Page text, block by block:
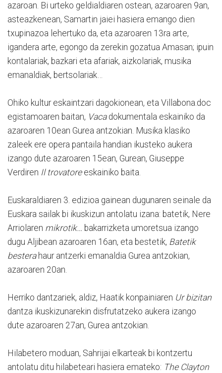
azaroan. Bi urteko geldialdiaren ostean, azaroaren 9an,
asteazkenean, Samartin jaiei hasiera emango dien
txupinazoa lehertuko da, eta azaroaren 13ra arte,
igandera arte, egongo da zerekin gozatua Amasan; ipuin
kontalariak, bazkari eta afariak, aizkolariak, musika
emanaldiak, bertsolariak…
Ohiko kultur eskaintzari dagokionean, eta Villabona.doc
egistamoaren baitan, Vacadokumentala eskainiko da
azaroaren 10ean Gurea antzokian. Musika klasiko
zaleek ere opera pantaila handian ikusteko aukera
izango dute azaroaren 15ean, Gurean, Giuseppe
Verdiren Il trovatoreeskainiko baita.
Euskaraldiaren 3. edizioa gainean dugunaren seinale da
Euskara sailak bi ikuskizun antolatu izana: batetik, Nere
Arriolaren mikrotik… bakarrizketa umoretsua izango
dugu Aljibean azaroaren 16an, eta bestetik, Batetik
besterahaur antzerki emanaldia Gurea antzokian,
azaroaren 20an.
Herriko dantzariek, aldiz, Haatik konpainiaren Ur bizitan
dantza ikuskizunarekin disfrutatzeko aukera izango
dute azaroaren 27an, Gurea antzokian.
Hilabetero moduan, Sahrijai elkarteak bi kontzertu
antolatu ditu hilabeteari hasiera emateko: The Clayton